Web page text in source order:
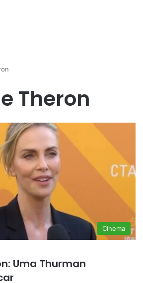
Theron
Cinema
Uma Thurman